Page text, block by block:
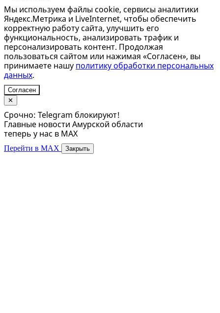
Мы используем файлы cookie, сервисы аналитики
Яндекс.Метрика и LiveInternet, чтобы обеспечить
корректную работу сайта, улучшить его
функциональность, анализировать трафик и
персонализировать контент. Продолжая
пользоваться сайтом или нажимая «Согласен», вы
принимаете нашу политику обработки персональных
данных.
Согласен
✕
Срочно: Telegram блокируют!
Главные новости Амурской области
теперь у нас в MAX
Перейти в MAX Закрыть